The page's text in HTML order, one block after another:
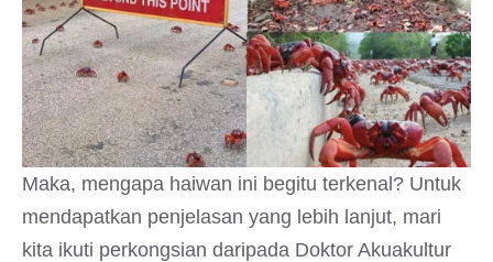
Maka, mengapa haiwan ini begitu terkenal? Untuk
mendapatkan penjelasan yang lebih lanjut, mari
kita ikuti perkongsian daripada Doktor Akuakultur